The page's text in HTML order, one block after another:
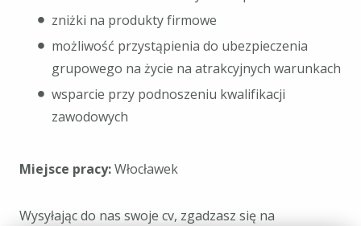
zniżki na produkty firmowe
możliwość przystąpienia do ubezpieczenia
grupowego na życie na atrakcyjnych warunkach
wsparcie przy podnoszeniu kwalifikacji
zawodowych
Miejsce pracy:Włocławek
Wysyłając do nas swoje cv, zgadzasz się na